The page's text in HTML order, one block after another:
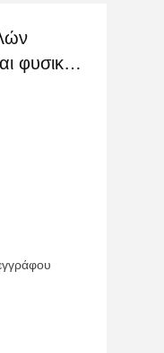
φυσικού